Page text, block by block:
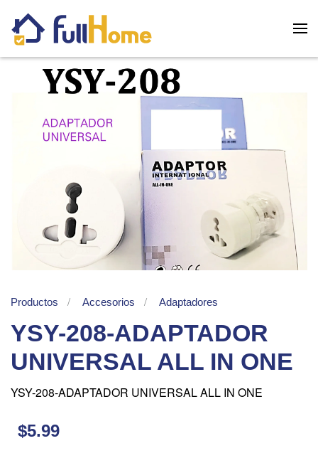
Skip to main content
Productos Accesorios Adaptadores
YSY-208-ADAPTADOR
UNIVERSAL ALL IN ONE
YSY-208-ADAPTADOR UNIVERSAL ALL IN ONE
$5.99